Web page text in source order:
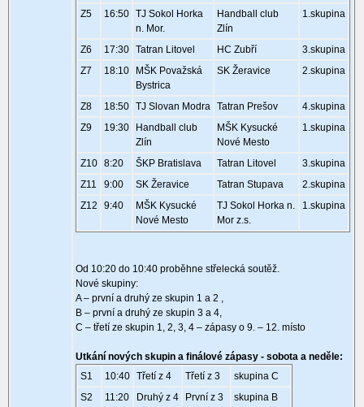
Z5 16:50
TJ Sokol Horka
n. Mor.
Handball club
Zlín
1.skupina
Z6 17:30 Tatran Litovel HC Zubří
3.skupina
Z7
18:10
MŠK Považská
Bystrica
SK Žeravice 2.skupina
Z8 18:50 TJ Slovan Modra Tatran Prešov
4.skupina
Z9
19:30
Handball club
Zlín
MŠK Kysucké
Nové Mesto
1.skupina
Z10 8:20 ŠKP Bratislava Tatran Litovel
3.skupina
Z11
9:00 SK Žeravice Tatran Stupava
2.skupina
Z12
9:40
MŠK Kysucké
Nové Mesto
TJ Sokol Horka n.
Mor z.s.
1.skupina
Od 10:20 do 10:40 proběhne střelecká soutěž.
Nové skupiny:
A – první a druhý ze skupin 1 a 2 ,
B – první a druhý ze skupin 3 a 4,
C – třetí ze skupin 1, 2, 3, 4 – zápasy o 9. – 12. místo
Utkání nových skupin a finálové zápasy - sobota a neděle:
S1
10:40 Třetí z 4 Třetí z 3
skupina C
S2
11:20 Druhý z 4 První z 3
skupina B